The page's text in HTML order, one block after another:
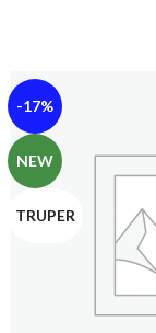
-17%
NEW
TRUPER